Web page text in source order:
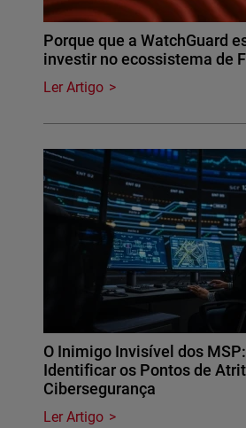
Porque que a WatchGuard
investir no ecossistema de
Ler Artigo
O Inimigo Invisível dos
Identificar os Pontos de
Cibersegurança
Ler Artigo